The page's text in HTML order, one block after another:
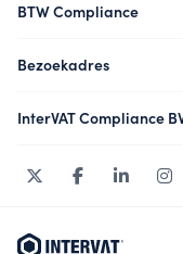
BTW Compliance
Bezoekadres
InterVAT Compliance